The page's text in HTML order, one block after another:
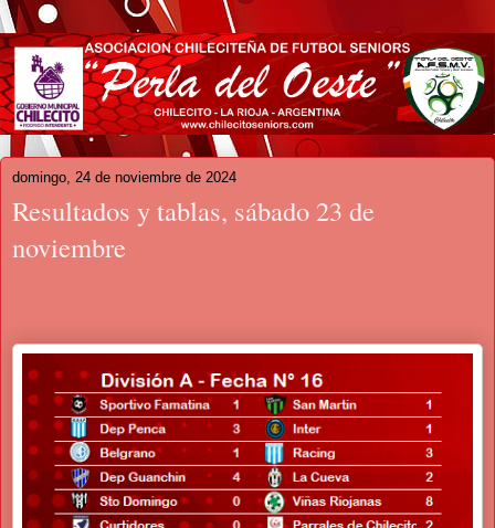
domingo, 24 de noviembre de 2024
Resultados y tablas, sábado 23 de
noviembre